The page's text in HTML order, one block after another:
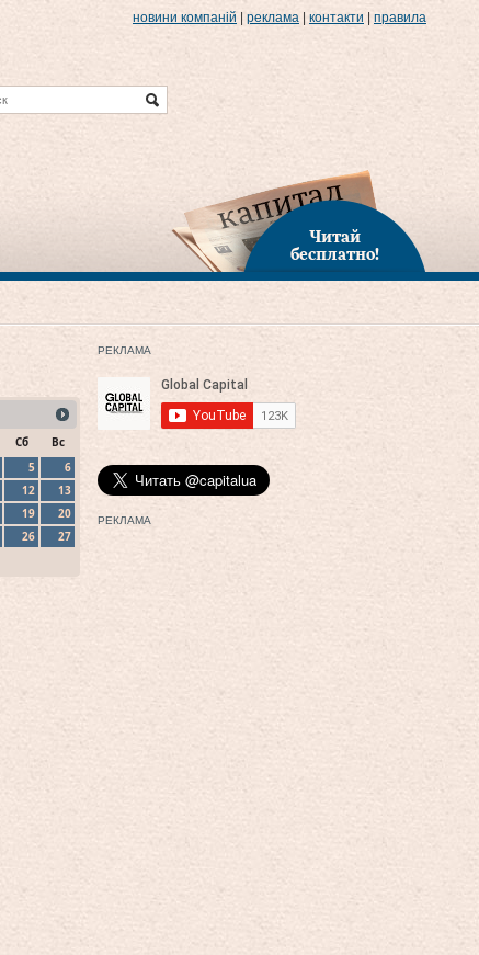
новини компаній реклама контакти правила
Читай
бесплатно!
Сб
Вс
5
6
12
13
19
20
26
27
РЕКЛАМА
РЕКЛАМА